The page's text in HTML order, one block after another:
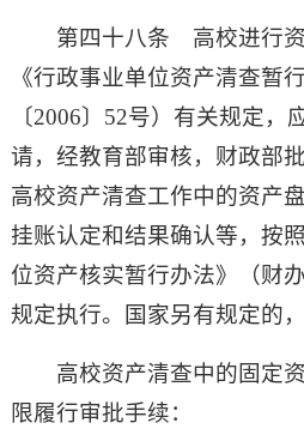
第四十八条 高校进行资
《行政事业单位资产清查暂
〔2006〕 52号）有关规定，
请，经教育部审核，财政部
高校资产清查工作中的资产
挂账认定和结果确认等，按
位资产核实暂行办法》（财
规定执行。国家另有规定的，
高校资产清查中的固定资
限履行审批手续：